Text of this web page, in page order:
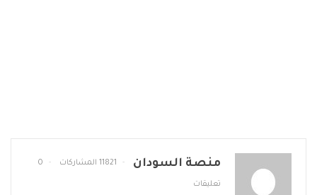
منصة السودان 11821 المشاركات 0
تعليقات